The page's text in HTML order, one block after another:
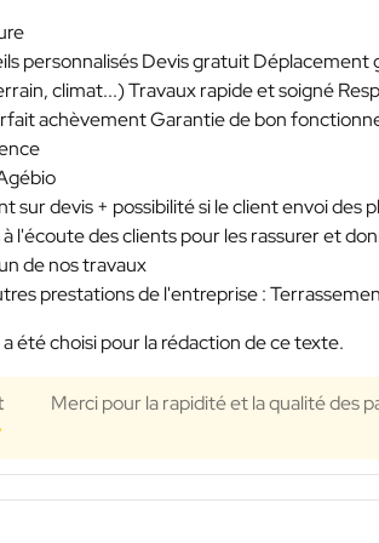
personnalisés Devis gratuit
climat...) Travaux rapide et soigné
achèvement Garantie de bon
sur devis + possibilité si le client envoi des
l'écoute des clients pour les rassurer et
de nos travaux
prestations de l'entreprise :
été choisi pour la rédaction de ce texte.
Merci pour la rapidité et la qualité des